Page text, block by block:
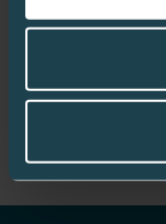
In dieser